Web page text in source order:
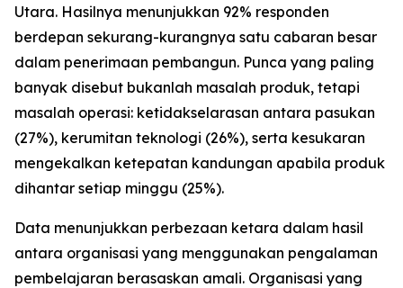
Utara. Hasilnya menunjukkan 92% responden
berdepan sekurang-kurangnya satu cabaran besar
dalam penerimaan pembangun. Punca yang paling
banyak disebut bukanlah masalah produk, tetapi
masalah operasi: ketidakselarasan antara pasukan
(27%), kerumitan teknologi (26%), serta kesukaran
mengekalkan ketepatan kandungan apabila produk
dihantar setiap minggu (25%).
Data menunjukkan perbezaan ketara dalam hasil
antara organisasi yang menggunakan pengalaman
pembelajaran berasaskan amali. Organisasi yang